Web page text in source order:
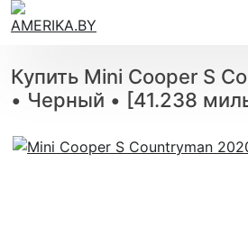
Купить Mini Cooper S
• Черный • [41.238